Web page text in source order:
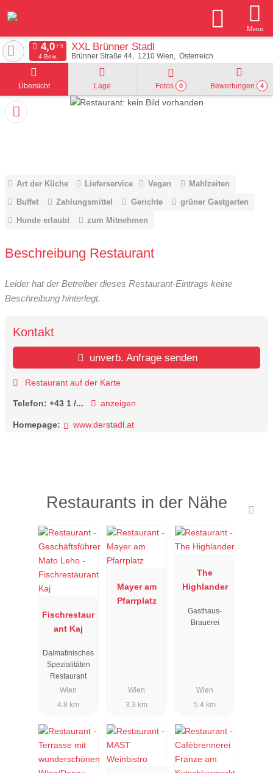
Menu
XXL Brünner Stadl
Brünner Straße 44 1210 Wien Österreich
4 Bew.
Übersicht Lage Fotos 0 Bewertungen 4
Art der Küche Lieferservice Vegan
Mahlzeiten
Buffet
Zahlungsmittel Gerichte
grüner Gastgarten
Hunde erlaubt
zum Mitnehmen
Beschreibung Restaurant
Leider hat der Betreiber dieses Restaurant-Eintrags keine
Beschreibung hinterlegt.
Kontakt
unverb. Anfrage senden
Restaurant auf der Karte
Telefon: +43 1 /... anzeigen
Homepage: www.derstadl.at
Restaurants in der Nähe
Fischrestaur
ant Kaj
Dalmatinisches
Spezialitäten
Restaurant
Wien
4.8 km
Mayer am
Pfarrplatz
Wien
3.3 km
The
Highlander
Gasthaus-
Brauerei
Wien
5.4 km